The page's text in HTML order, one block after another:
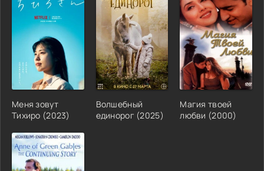
Меня зовут
Тихиро (2023)
Волшебный
единорог (2025)
Магия твоей
любви (2000)